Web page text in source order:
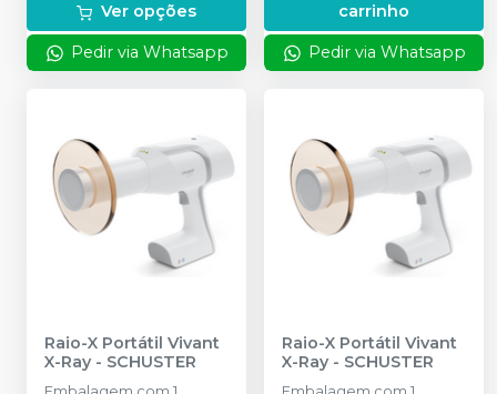
Ver opções
Pedir via Whatsapp
carrinho
Pedir via Whatsapp
Raio-X Portátil Vivant
X-Ray- SCHUSTER
Raio-X Portátil Vivant
X-Ray- SCHUSTER